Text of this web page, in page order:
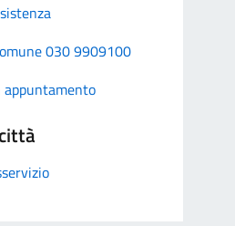
030 9909100
appuntamento